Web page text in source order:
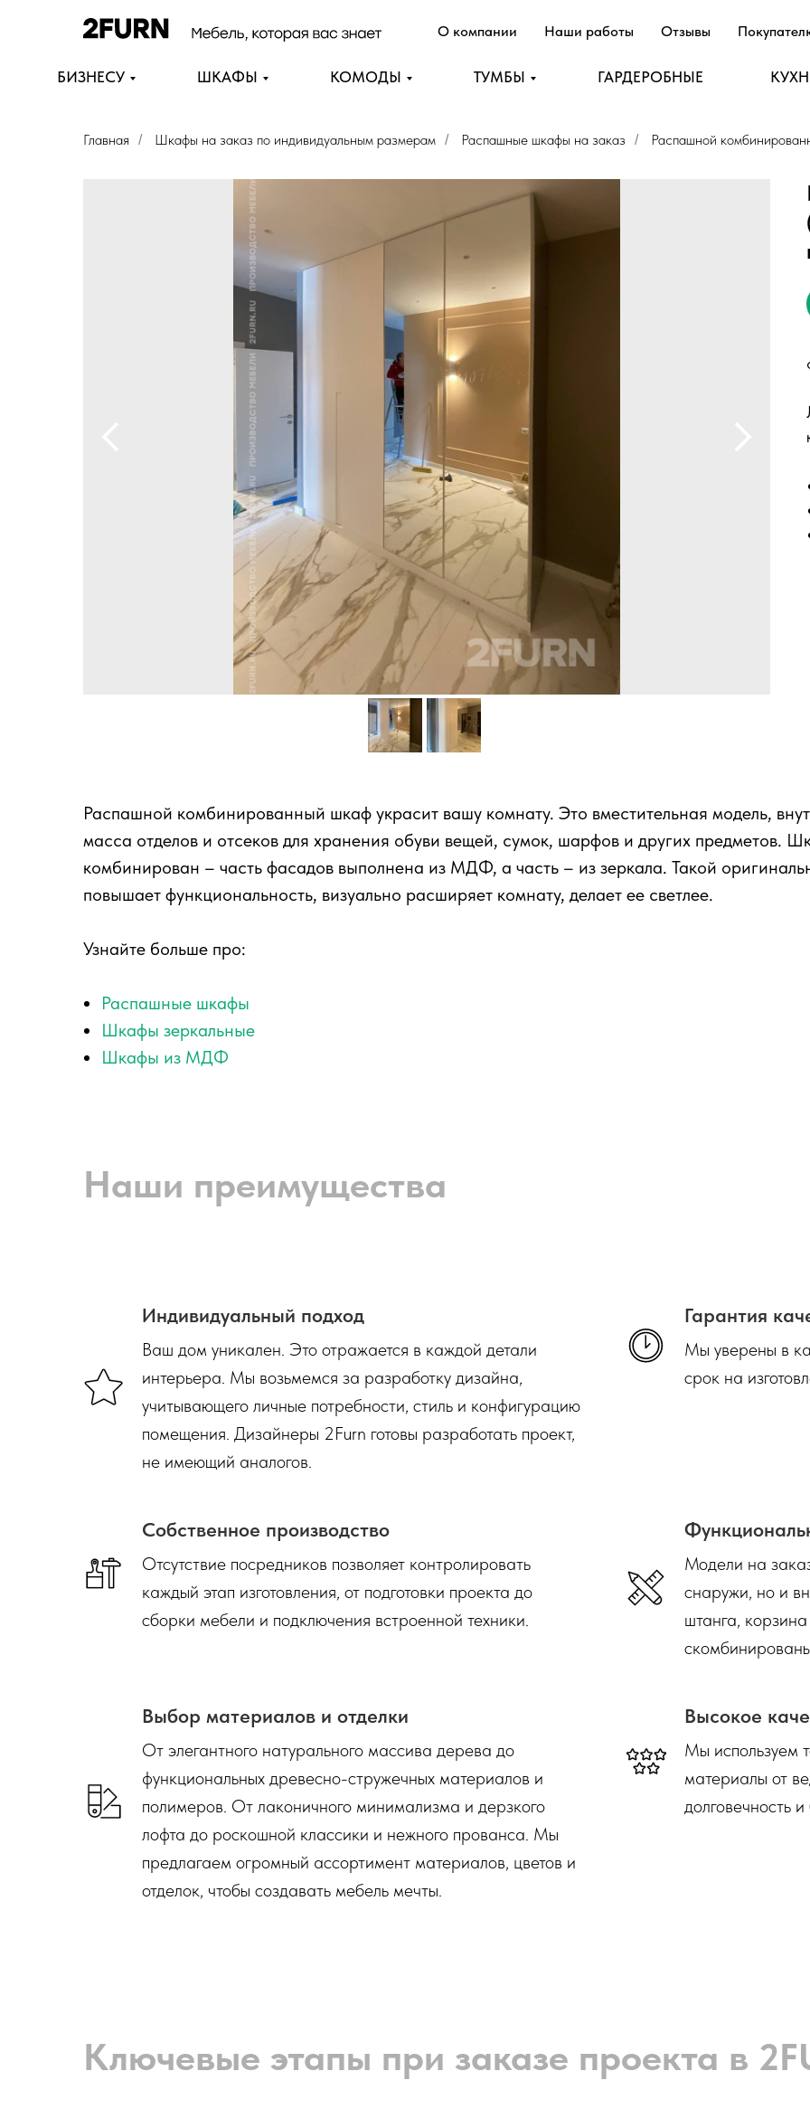
О компании Наши работы Отзывы
БИЗНЕСУ ШКАФЫ КОМОДЫ ТУМБЫ ГАРДЕРОБНЫЕ
Главная / Шкафы на заказ по индивидуальным размерам / Распашные шкафы на заказ / Распашной
Распашной комбинированный шкаф украсит вашу комнату. Это вместительная модель,
масса отделов и отсеков для хранения обуви вещей, сумок, шарфов и других предметов.
комбинирован – часть фасадов выполнена из МДФ, а часть – из зеркала. Такой
повышает функциональность, визуально расширяет комнату, делает ее светлее.
Узнайте больше про:
Распашные шкафы
Шкафы зеркальные
Шкафы из МДФ
Наши преимущества
Индивидуальный подход
Ваш дом уникален. Это отражается в каждой детали
интерьера. Мы возьмемся за разработку дизайна,
учитывающего личные потребности, стиль и конфигурацию
помещения. Дизайнеры 2Furn готовы разработать проект,
не имеющий аналогов.
Гарантия
Мы уверены в
срок на
Собственное производство
Отсутствие посредников позволяет контролировать
каждый этап изготовления, от подготовки проекта до
сборки мебели и подключения встроенной техники.
Модели на
снаружи, но и
штанга,
Выбор материалов и отделки
От элегантного натурального массива дерева до
функциональных древесно-стружечных материалов и
полимеров. От лаконичного минимализма и дерзкого
лофта до роскошной классики и нежного прованса. Мы
предлагаем огромный ассортимент материалов, цветов и
отделок, чтобы создавать мебель мечты.
Высокое
Мы используем
материалы от
долговечность
Ключевые этапы при заказе проекта в